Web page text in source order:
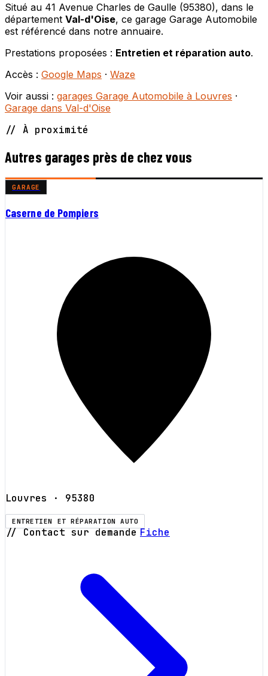
Situé au 41 Avenue Charles de Gaulle (95380), dans le
département Val-d'Oise, ce garage Garage Automobile
est référencé dans notre annuaire.
Prestations proposées : Entretien et réparation auto.
Accès : Google Maps · Waze
Voir aussi : garages Garage Automobile à Louvres ·
Garage dans Val-d'Oise
// À proximité
Autres garages près de chez vous
GARAGE
Caserne de Pompiers
Louvres · 95380
ENTRETIEN ET RÉPARATION AUTO
// Contact sur demande Fiche